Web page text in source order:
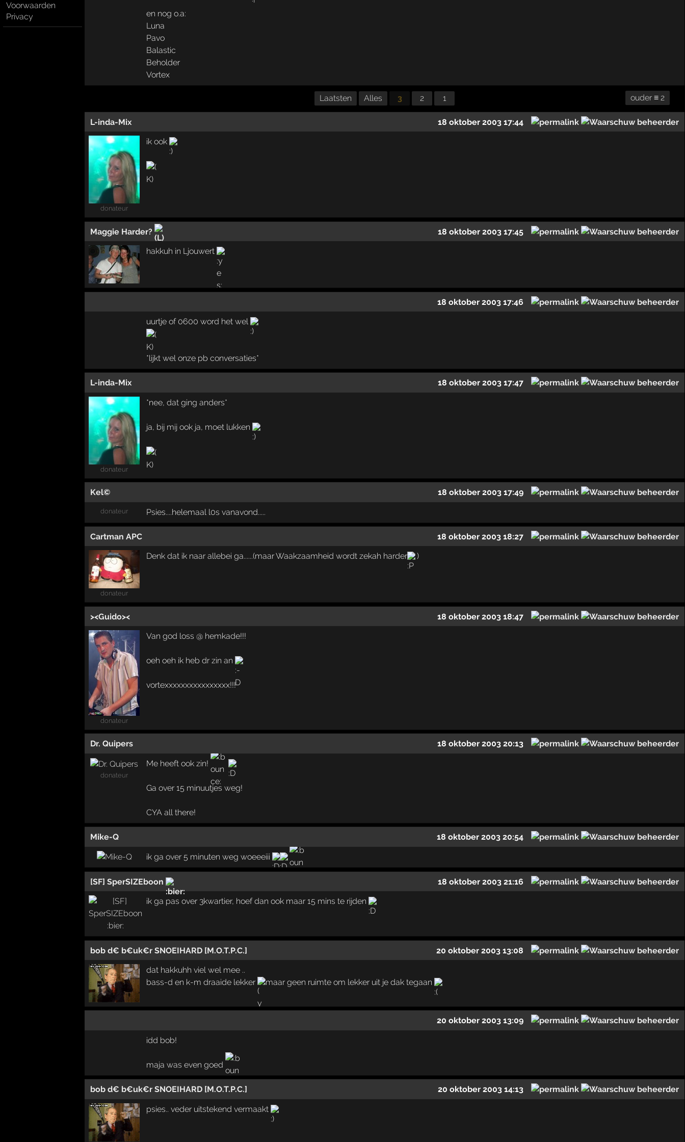
Voorwaarden
Privacy
en nog o.a:
Luna
Pavo
Balastic
Beholder
Vortex
Laatsten Alles 3 2 1 ouder ≡ 2
L-inda-Mix 18 oktober 2003 17:44
donateur
ik ook
Maggie Harder? 18 oktober 2003 17:45
hakkuh in Ljouwert
18 oktober 2003 17:46
uurtje of 0600 word het wel
*lijkt wel onze pb conversaties*
L-inda-Mix 18 oktober 2003 17:47
donateur
*nee, dat ging anders*
ja, bij mij ook ja, moet lukken
Kel© 18 oktober 2003 17:49
donateur Psies....helemaal l0s vanavond.....
Cartman APC 18 oktober 2003 18:27
donateur
Denk dat ik naar allebei ga......(maar Waakzaamheid wordt zekah harder )
><Guido>< 18 oktober 2003 18:47
donateur
Van god loss @ hemkade!!!
oeh oeh ik heb dr zin an
vortexxxxxxxxxxxxxxx­x!!!
Dr. Quipers 18 oktober 2003 20:13
donateur
Me heeft ook zin!
Ga over 15 minuutjes weg!
CYA all there!
Mike-Q 18 oktober 2003 20:54
ik ga over 5 minuten weg woeeeiii
[SF] SperSIZEboon 18 oktober 2003 21:16
ik ga pas over 3kwartier, hoef dan ook maar 15 mins te rijden
bob d€ b€uk€r SNOEIHARD [M.O.T.P.C.] 20 oktober 2003 13:08
dat hakkuhh viel wel mee ..
bass-d en k-m draaide lekker
maar geen ruimte om lekker uit je dak tegaan
20 oktober 2003 13:09
idd bob!
maja was even goed
bob d€ b€uk€r SNOEIHARD [M.O.T.P.C.] 20 oktober 2003 14:13
psies.. veder uitstekend vermaakt